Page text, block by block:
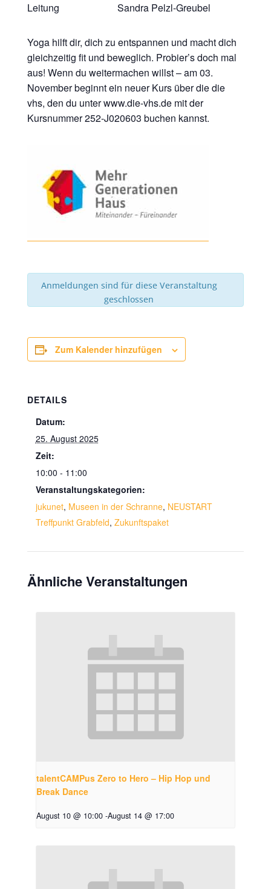
Leitung Sandra Pelzl-Greubel
Yoga hilft dir, dich zu entspannen und macht dich
gleichzeitig fit und beweglich. Probier’s doch mal
aus! Wenn du weitermachen willst – am 03.
November beginnt ein neuer Kurs über die die
vhs, den du unter www.die-vhs.de mit der
Kursnummer 252-J020603 buchen kannst.
Anmeldungen sind für diese Veranstaltung
geschlossen
Zum Kalender hinzufügen
DETAILS
Datum:
25. August 2025
Zeit:
10:00 - 11:00
Veranstaltungskategorien:
jukunet, Museen in der Schranne, NEUSTART
Treffpunkt Grabfeld, Zukunftspaket
Ähnliche Veranstaltungen
talentCAMPus Zero to Hero – Hip Hop und
Break Dance
August 10 @ 10:00 -August 14 @ 17:00